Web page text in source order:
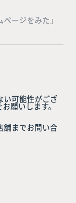
ージをみた」
可能性がござ
願いします。
までお問い合